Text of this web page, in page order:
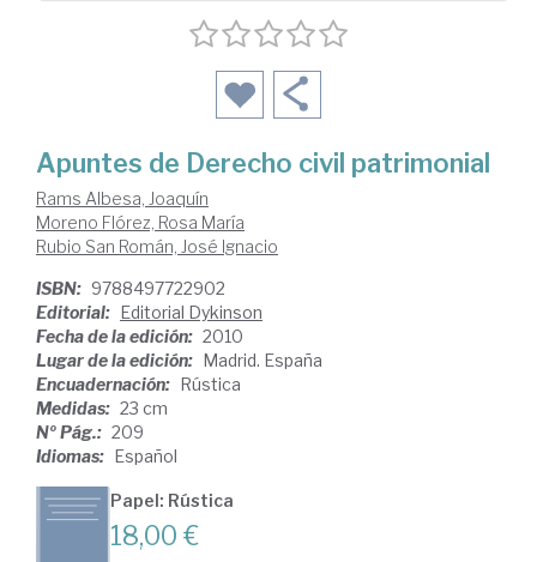
Apuntes de Derecho civil patrimonial
Rams Albesa, Joaquín
Moreno Flórez, Rosa María
Rubio San Román, José Ignacio
ISBN: 9788497722902
Editorial: Editorial Dykinson
Fecha de la edición: 2010
Lugar de la edición: Madrid. España
Encuadernación: Rústica
Medidas: 23 cm
Nº Pág.: 209
Idiomas: Español
Papel: Rústica
18,00 €